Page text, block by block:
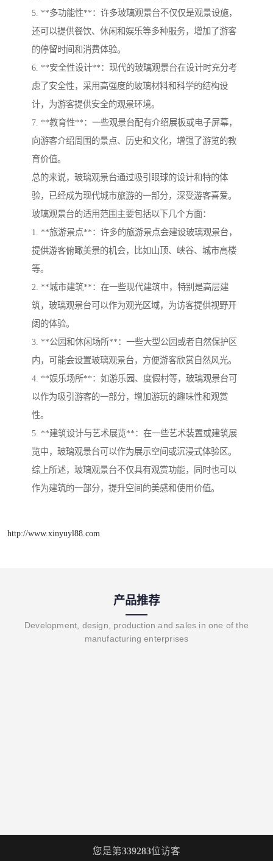
5. **多功能性**：许多玻璃观景台不仅仅是观景设施，
还可以提供餐饮、休闲和娱乐等多种服务，增加了游客
的停留时间和消费体验。
6. **安全性设计**：现代的玻璃观景台在设计时充分考
虑了安全性，采用高强度的玻璃材料和科学的结构设
计，为游客提供安全的观景环境。
7. **教育性**：一些观景台配有介绍展板或电子屏幕，
向游客介绍周围的景点、历史和文化，增强了游览的教
育价值。
总的来说，玻璃观景台通过吸引眼球的设计和特的体
验，已经成为现代城市旅游的一部分，深受游客喜爱。
玻璃观景台的适用范围主要包括以下几个方面：
1. **旅游景点**：许多的旅游景点会建设玻璃观景台，
提供游客俯瞰美景的机会，比如山顶、峡谷、城市高楼
等。
2. **城市建筑**：在一些现代建筑中，特别是高层建
筑，玻璃观景台可以作为观光区域，为访客提供视野开
阔的体验。
3. **公园和休闲场所**：一些大型公园或者自然保护区
内，可能会设置玻璃观景台，方便游客欣赏自然风光。
4. **娱乐场所**：如游乐园、度假村等，玻璃观景台可
以作为吸引游客的一部分，增加游玩的趣味性和观赏
性。
5. **建筑设计与艺术展览**：在一些艺术装置或建筑展
览中，玻璃观景台可以作为展示空间或沉浸式体验区。
综上所述，玻璃观景台不仅具有观赏功能，同时也可以
作为建筑的一部分，提升空间的美感和使用价值。
http://www.xinyuyl88.com
产品推荐
Development, design, production and sales in one of the
manufacturing enterprises
您是第339283位访客